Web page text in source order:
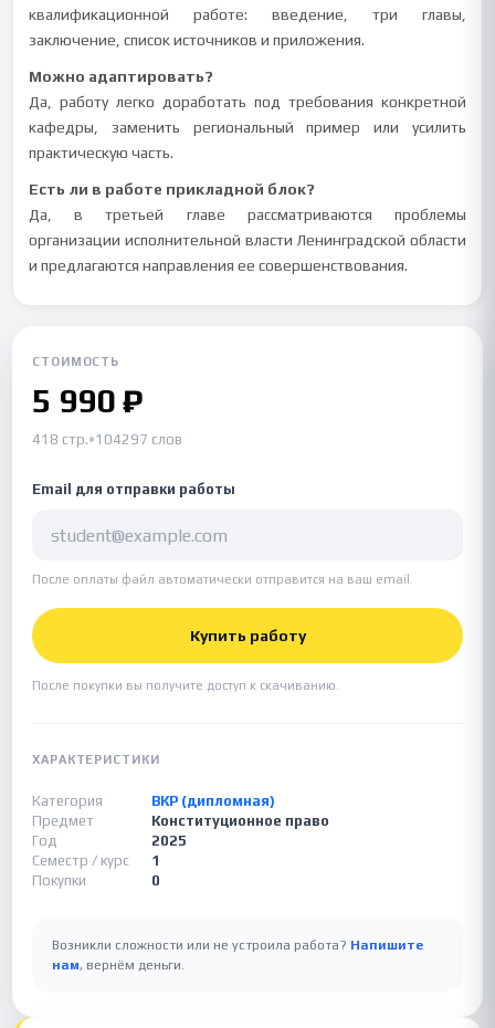
квалификационной работе: введение, три главы,
заключение, список источников и приложения.
Можно адаптировать?
Да, работу легко доработать под требования конкретной
кафедры, заменить региональный пример или усилить
практическую часть.
Есть ли в работе прикладной блок?
Да, в третьей главе рассматриваются проблемы
организации исполнительной власти Ленинградской области
и предлагаются направления ее совершенствования.
СТОИМОСТЬ
5 990 ₽
418 стр.•104297 слов
Email для отправки работы
После оплаты файл автоматически отправится на ваш email.
Купить работу
После покупки вы получите доступ к скачиванию.
ХАРАКТЕРИСТИКИ
Категория
ВКР (дипломная)
Предмет
Конституционное право
Год
2025
Семестр / курс
1
Покупки
0
Возникли сложности или не устроила работа? Напишите
нам, вернём деньги.